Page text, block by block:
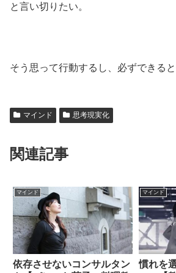
と言い切りたい。
そう思って行動するし、必ずできる
マインド 思考現実化
関連記事
マインド
依存させないコンサルタン
マインド
慣れを